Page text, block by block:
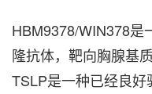
HBM9378/WIN378是
隆抗体，靶向胸腺基
TSLP是一种已经良